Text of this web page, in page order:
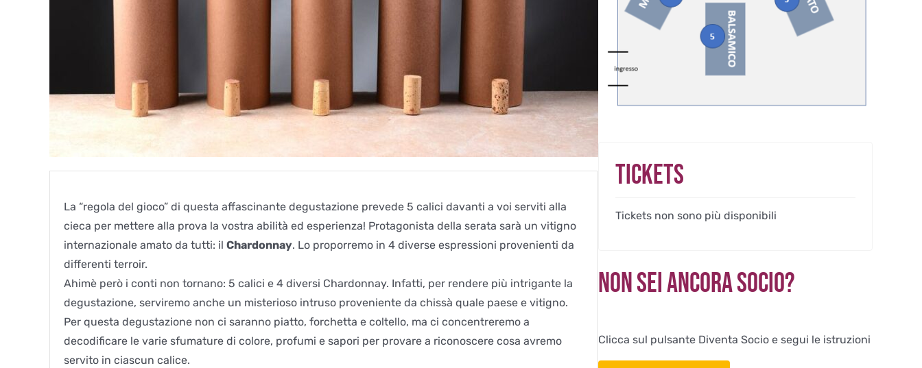
La “regola del gioco” di questa affascinante degustazione prevede 5 calici davanti a voi serviti alla
cieca per mettere alla prova la vostra abilità ed esperienza! Protagonista della serata sarà un vitigno
internazionale amato da tutti: il Chardonnay. Lo proporremo in 4 diverse espressioni provenienti da
differenti terroir.
Ahimè però i conti non tornano: 5 calici e 4 diversi Chardonnay. Infatti, per rendere più intrigante la
degustazione, serviremo anche un misterioso intruso proveniente da chissà quale paese e vitigno.
Per questa degustazione non ci saranno piatto, forchetta e coltello, ma ci concentreremo a
decodificare le varie sfumature di colore, profumi e sapori per provare a riconoscere cosa avremo
servito in ciascun calice.
Tickets
Tickets non sono più disponibili
Non sei ancora Socio?
Clicca sul pulsante Diventa Socio e segui le istruzioni